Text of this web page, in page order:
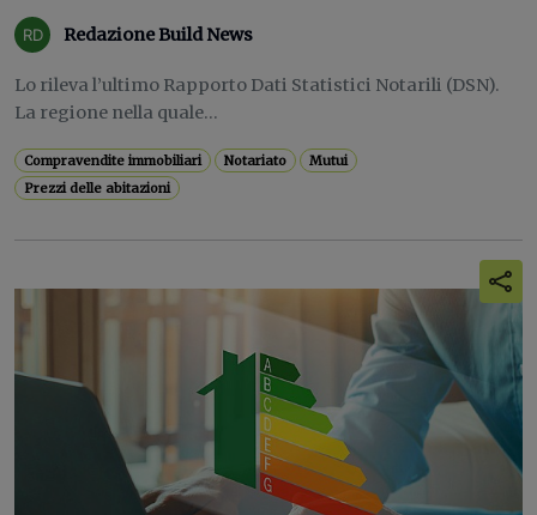
Redazione Build News
Lo rileva l’ultimo Rapporto Dati Statistici Notarili (DSN).
La regione nella quale...
Compravendite immobiliari Notariato
Mutui
Prezzi delle abitazioni